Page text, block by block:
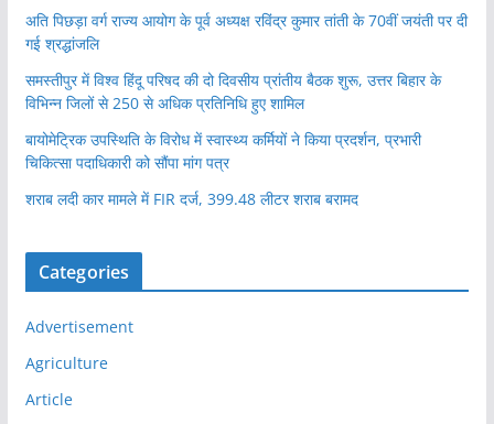
अति पिछड़ा वर्ग राज्य आयोग के पूर्व अध्यक्ष रविंद्र कुमार तांती के 70वीं जयंती पर दी
गई श्रद्धांजलि
समस्तीपुर में विश्व हिंदू परिषद की दो दिवसीय प्रांतीय बैठक शुरू, उत्तर बिहार के
विभिन्न जिलों से 250 से अधिक प्रतिनिधि हुए शामिल
बायोमेट्रिक उपस्थिति के विरोध में स्वास्थ्य कर्मियों ने किया प्रदर्शन, प्रभारी
चिकित्सा पदाधिकारी को सौंपा मांग पत्र
शराब लदी कार मामले में FIR दर्ज, 399.48 लीटर शराब बरामद
Categories
Advertisement
Agriculture
Article